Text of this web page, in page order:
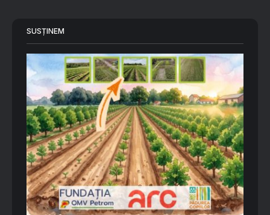
SUSȚINEM